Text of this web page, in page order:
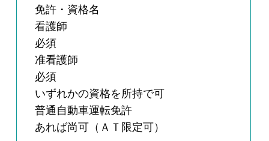
免許・資格名
看護師
必須
准看護師
必須
いずれかの資格を所持で可
普通自動車運転免許
あれば尚可（ＡＴ限定可）